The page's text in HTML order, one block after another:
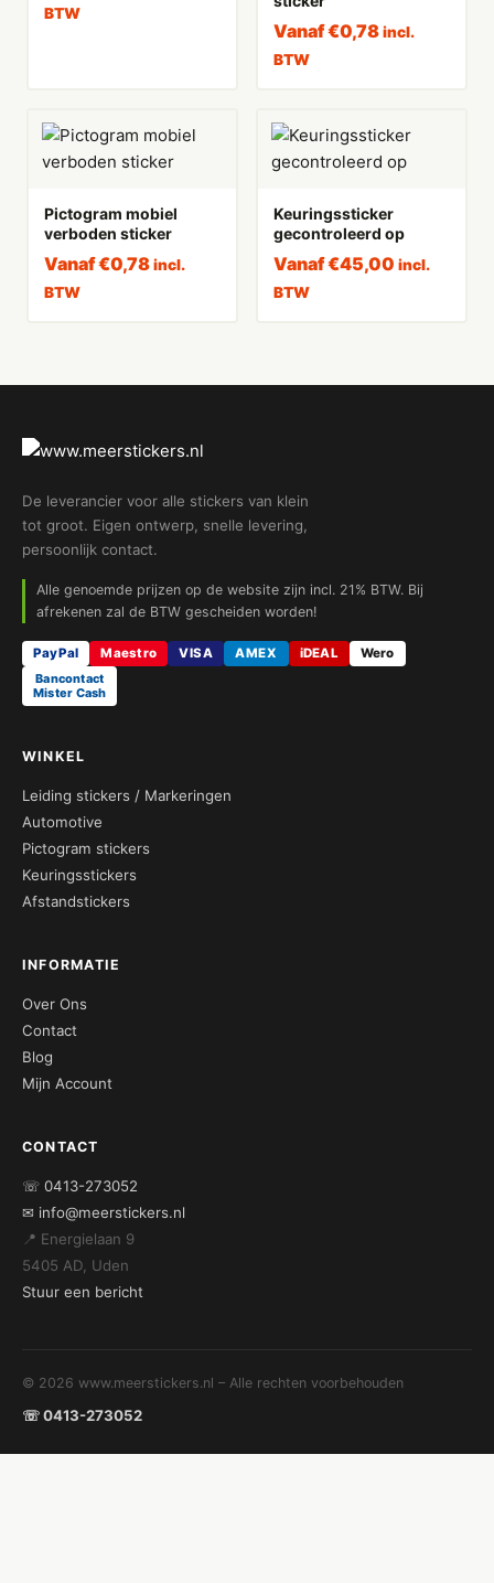
BTW
Vanaf€0,78 incl.
BTW
Pictogram mobiel
verboden sticker
Vanaf€0,78 incl.
BTW
Keuringssticker
gecontroleerd op
Vanaf€45,00 incl.
BTW
De leverancier voor alle stickers van klein
tot groot. Eigen ontwerp, snelle levering,
persoonlijk contact.
Alle genoemde prijzen op de website zijn incl. 21% BTW. Bij
afrekenen zal de BTW gescheiden worden!
PayPal Maestro VISA AMEX iDEAL
Wero
Bancontact
Mister Cash
WINKEL
Leiding stickers / Markeringen
Automotive
Pictogram stickers
Keuringsstickers
Afstandstickers
INFORMATIE
Over Ons
Contact
Blog
Mijn Account
CONTACT
☏ 0413-273052
✉ info@meerstickers.nl
📍 Energielaan 9
5405 AD, Uden
Stuur een bericht
© 2026 www.meerstickers.nl – Alle rechten voorbehouden
☏ 0413-273052